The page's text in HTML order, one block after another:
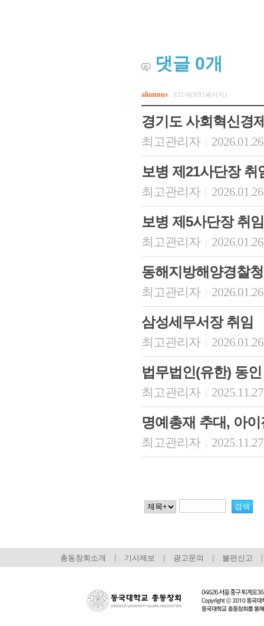
댓글 0개
alumnus 632개(9/91페이지)
경기도 사회혁신경
최고관리자
보병 제21사단장 취
최고관리자
보병 제5사단장 취임
최고관리자
동해지방해양경찰
최고관리자
삼성세무서장 취임
최고관리자
법무법인(유한) 동
최고관리자
명예총재 추대, 아
최고관리자
총동창회소개 기사제보 광고문의 불편신고